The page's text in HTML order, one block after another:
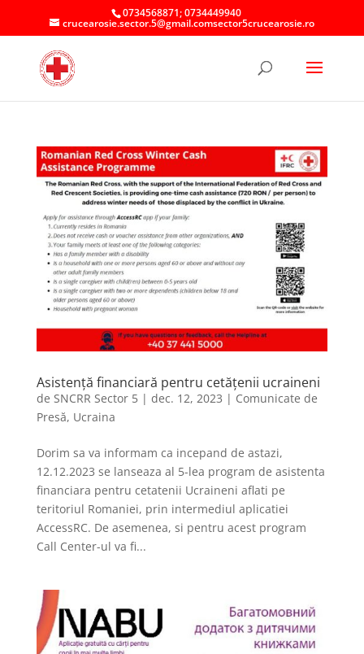
0734568871; 0734449940
crucearosie.sector.5@gmail.comsector5crucearosie.ro
Asistență financiară pentru cetățenii ucraineni
de SNCRR Sector 5| dec. 12, 2023 | Comunicate de
Presă, Ucraina
Dorim sa va informam ca incepand de astazi,
12.12.2023 se lanseaza al 5-lea program de asistenta
financiara pentru cetatenii Ucraineni aflati pe
teritoriul Romaniei, prin intermediul aplicatiei
AccessRC. De asemenea, si pentru acest program
Call Center-ul va fi...